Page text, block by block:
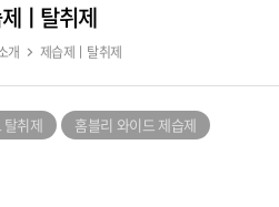
ㅣ탈취제
개 제습제ㅣ탈취제
탈취제 홈블리 와이드 제습제